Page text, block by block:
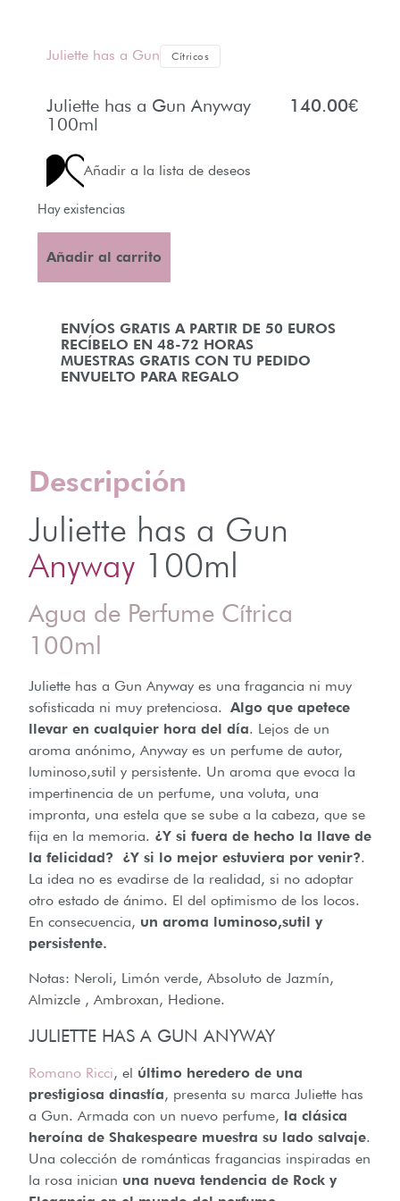
Juliette has a Gun Cítricos
Juliette has a Gun Anyway
100ml
140.00€
Añadir a la lista de deseos
ENVÍOS GRATIS A PARTIR DE 50 EUROS
RECÍBELO EN 48-72 HORAS
MUESTRAS GRATIS CON TU PEDIDO
ENVUELTO PARA REGALO
Hay existencias
Añadir al carrito
Descripción
Juliette has a Gun
Anyway 100ml
Agua de Perfume Cítrica
100ml
Juliette has a Gun Anyway es una fragancia ni muy
sofisticada ni muy pretenciosa. Algo que apetece
llevar en cualquier hora del día. Lejos de un
aroma anónimo, Anyway es un perfume de autor,
luminoso,sutil y persistente. Un aroma que evoca la
impertinencia de un perfume, una voluta, una
impronta, una estela que se sube a la cabeza, que se
fija en la memoria. ¿Y si fuera de hecho la llave de
la felicidad? ¿Y si lo mejor estuviera por venir?.
La idea no es evadirse de la realidad, si no adoptar
otro estado de ánimo. El del optimismo de los locos.
En consecuencia, un aroma luminoso,sutil y
persistente.
Notas: Neroli, Limón verde, Absoluto de Jazmín,
Almizcle , Ambroxan, Hedione.
JULIETTE HAS A GUN ANYWAY
Romano Ricci, el último heredero de una
prestigiosa dinastía, presenta su marca Juliette has
a Gun. Armada con un nuevo perfume, la clásica
heroína de Shakespeare muestra su lado salvaje.
Una colección de románticas fragancias inspiradas en
la rosa inician una nueva tendencia de Rock y